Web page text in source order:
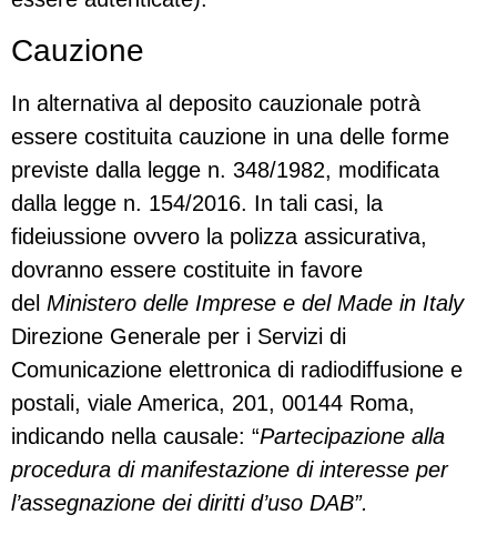
Cauzione
In alternativa al deposito cauzionale potrà
essere costituita cauzione in una delle forme
previste dalla legge n. 348/1982, modificata
dalla legge n. 154/2016. In tali casi, la
fideiussione ovvero la polizza assicurativa,
dovranno essere costituite in favore
del Ministero delle Imprese e del Made in Italy
Direzione Generale per i Servizi di
Comunicazione elettronica di radiodiffusione e
postali, viale America, 201, 00144 Roma,
indicando nella causale: “Partecipazione alla
procedura di manifestazione di interesse per
l’assegnazione dei diritti d’uso DAB”.